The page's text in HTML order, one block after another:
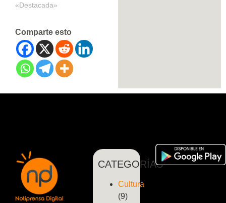
«Destacada»
Comparte esto
CATEGORÍAS
Cultura
(9)